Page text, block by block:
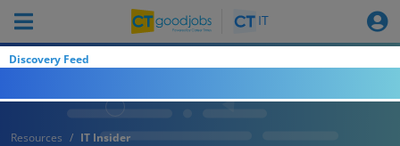
Discovery Feed
Resources IT Insider